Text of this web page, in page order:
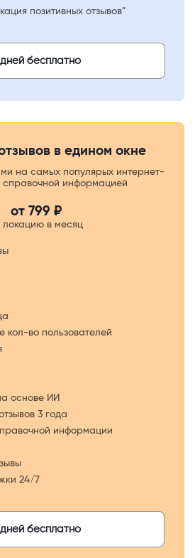
позитивных отзывов”
дней бесплатно
в едином окне
на самых популярых интернет-
справочной информацией
от 799 ₽
локацию в месяц
кол-во пользователей
основе ИИ
3 года
информации
24/7
дней бесплатно